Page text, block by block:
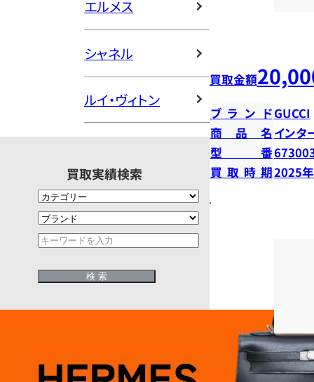
エルメス
シャネル
ルイ・ヴィトン
買取実績検索
買取金額
ブランドGUCCI
商品名 インタ
型番
買取時期2025